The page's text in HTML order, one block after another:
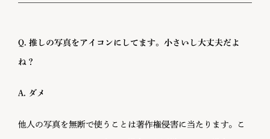
Q. 推しの写真をアイコンにしてます。小さいし大丈夫だよ
ね？
A. ダメ
他人の写真を無断で使うことは著作権侵害に当たります。こ